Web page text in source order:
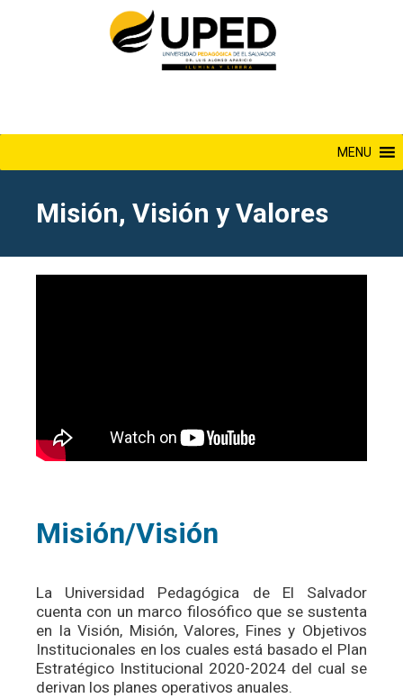
MENU
Misión, Visión y Valores
Misión/Visión
La Universidad Pedagógica de El Salvador
cuenta con un marco filosófico que se sustenta
en la Visión, Misión, Valores, Fines y Objetivos
Institucionales en los cuales está basado el Plan
Estratégico Institucional 2020-2024 del cual se
derivan los planes operativos anuales.